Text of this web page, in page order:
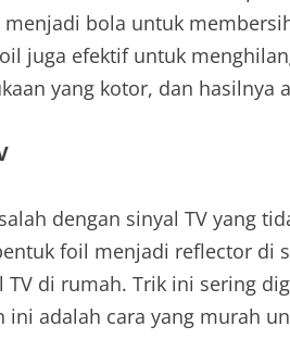
bola untuk
juga efektif untuk
yang kotor, dan hasilnya
dengan sinyal TV yang
foil menjadi reflector di
di rumah. Trik ini sering
ini adalah cara yang murah